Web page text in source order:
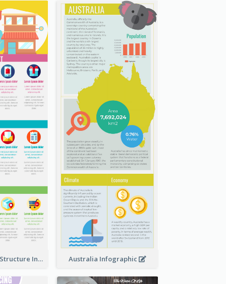
Clothing Store Structure Infographic Australia Infographic